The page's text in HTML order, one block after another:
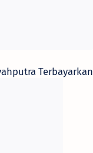
Terbayarkan